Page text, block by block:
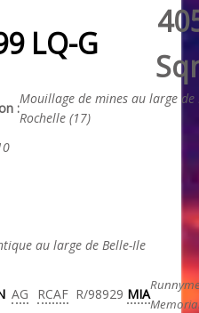
LQ-G
:
Mouillage de mines au large de
Rochelle (17)
au large de Belle-Ile
AG RCAF R/98929 MIA